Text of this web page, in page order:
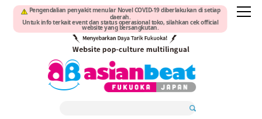
Pengendalian penyakit menular Novel COVID-19 diberlakukan di setiap
daerah.
Untuk info terkait event dan status operasional toko, silahkan cek official
website yang bersangkutan.